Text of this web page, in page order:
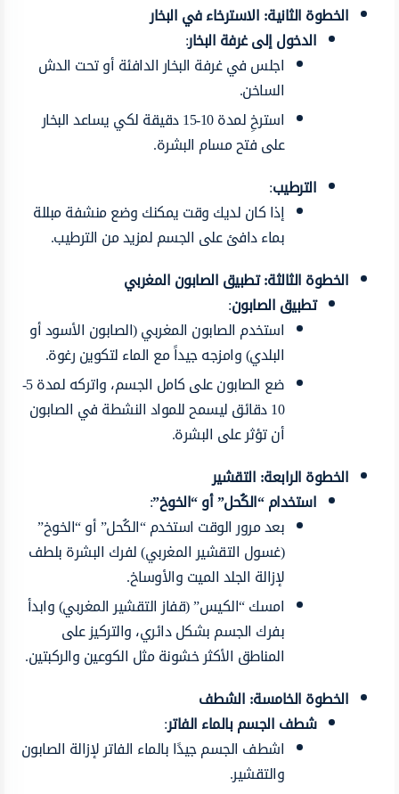
الخطوة الثانية: الاسترخاء في البخار
الدخول إلى غرفة البخار:
اجلس في غرفة البخار الدافئة أو تحت الدش
الساخن.
استرخِ لمدة 10-15 دقيقة لكي يساعد البخار
على فتح مسام البشرة.
الترطيب:
إذا كان لديك وقت يمكنك وضع منشفة مبللة
بماء دافئ على الجسم لمزيد من الترطيب.
الخطوة الثالثة: تطبيق الصابون المغربي
تطبيق الصابون:
استخدم الصابون المغربي (الصابون الأسود أو
البلدي) وامزجه جيداً مع الماء لتكوين رغوة.
ضع الصابون على كامل الجسم، واتركه لمدة 5-
10 دقائق ليسمح للمواد النشطة في الصابون
أن تؤثر على البشرة.
الخطوة الرابعة: التقشير
استخدام “الكُحل” أو “الخوخ”:
بعد مرور الوقت استخدم “الكُحل” أو “الخوخ”
(غسول التقشير المغربي) لفرك البشرة بلطف
لإزالة الجلد الميت والأوساخ.
امسك “الكيس” (قفاز التقشير المغربي) وابدأ
بفرك الجسم بشكل دائري، والتركيز على
المناطق الأكثر خشونة مثل الكوعين والركبتين.
الخطوة الخامسة: الشطف
شطف الجسم بالماء الفاتر:
اشطف الجسم جيدًا بالماء الفاتر لإزالة الصابون
والتقشير.